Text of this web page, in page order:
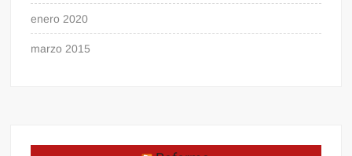
enero 2020
marzo 2015